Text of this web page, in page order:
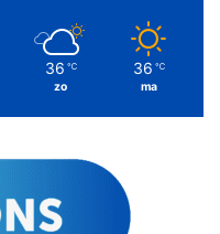
36 ℃
zo
36 ℃
ma